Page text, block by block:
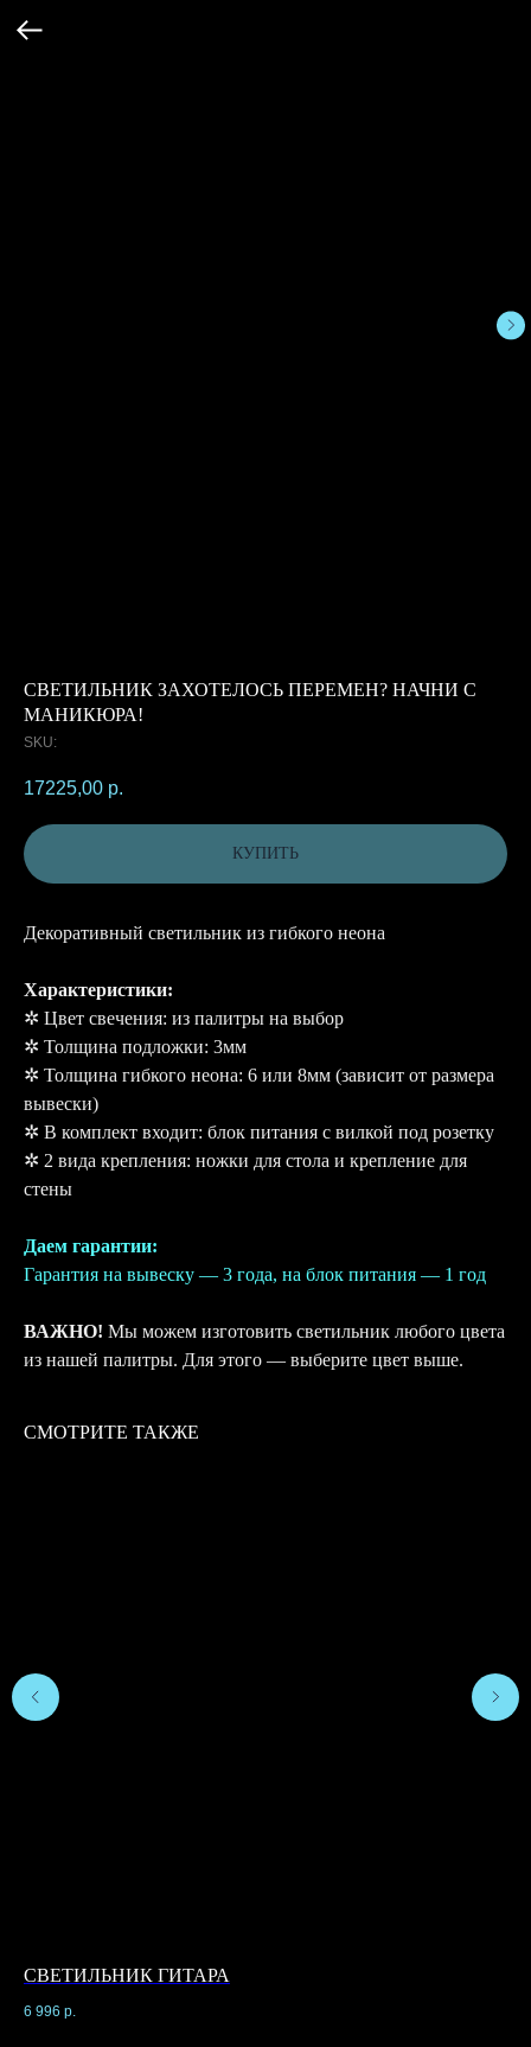
СВЕТИЛЬНИК ЗАХОТЕЛОСЬ ПЕРЕМЕН? НАЧНИ С
МАНИКЮРА!
SKU:
17225,00 р.
КУПИТЬ
Декоративный светильник из гибкого неона
Характеристики:
✲ Цвет свечения: из палитры на выбор
✲ Толщина подложки: 3мм
✲ Толщина гибкого неона: 6 или 8мм (зависит от размера
вывески)
✲ В комплект входит: блок питания с вилкой под розетку
✲ 2 вида крепления: ножки для стола и крепление для
стены
Даем гарантии:
Гарантия на вывеску — 3 года, на блок питания — 1 год
ВАЖНО! Мы можем изготовить светильник любого цвета
из нашей палитры. Для этого — выберите цвет выше.
СМОТРИТЕ ТАКЖЕ
СВЕТИЛЬНИК ГИТАРА
6 996 р.